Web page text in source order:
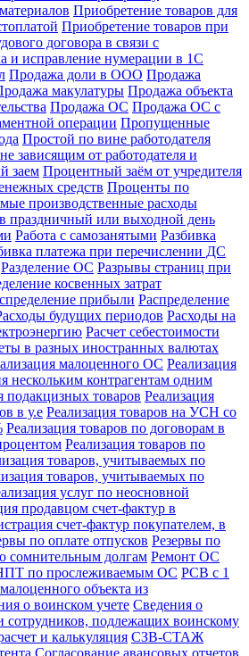
Приобретение товаров для
Приобретение товаров при
договора в связи с
и исправление нумерации в 1С
Продажа доли в ООО Продажа
макулатуры Продажа объекта
Продажа ОС Продажа ОС с
операции Пропущенные
Простой по вине работодателя
зависящим от работодателя и
заем Процентный заём от учредителя
средств Проценты по
производственные расходы
праздничный или выходной день
Работа с самозанятыми Разбивка
платежа при перечислении ДС
Разделение ОС Разрывы страниц при
косвенных затрат
прибыли Распределение
будущих периодов Расходы на
Расчет себестоимости
в разных иностранных валютах
малоценного ОС Реализация
нескольким контрагентам одним
подакцизных товаров Реализация
в у.е Реализация товаров на УСН со
Реализация товаров по договорам в
Реализация товаров по
товаров, учитываемых по
товаров, учитываемых по
услуг по неосновной
продавцом счет-фактур в
счет-фактур покупателем, в
по оплате отпусков Резервы по
сомнительным долгам Ремонт ОС
по прослеживаемым ОС РСВ с 1
объекта из
о воинском учете Сведения о
сотрудников, подлежащих воинскому
и калькуляция СЗВ-СТАЖ
Согласование авансовых отчетов